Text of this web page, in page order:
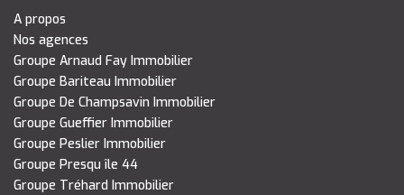
A propos
Nos agences
Groupe Arnaud Fay Immobilier
Groupe Bariteau Immobilier
Groupe De Champsavin Immobilier
Groupe Gueffier Immobilier
Groupe Peslier Immobilier
Groupe Presqu île 44
Groupe Tréhard Immobilier